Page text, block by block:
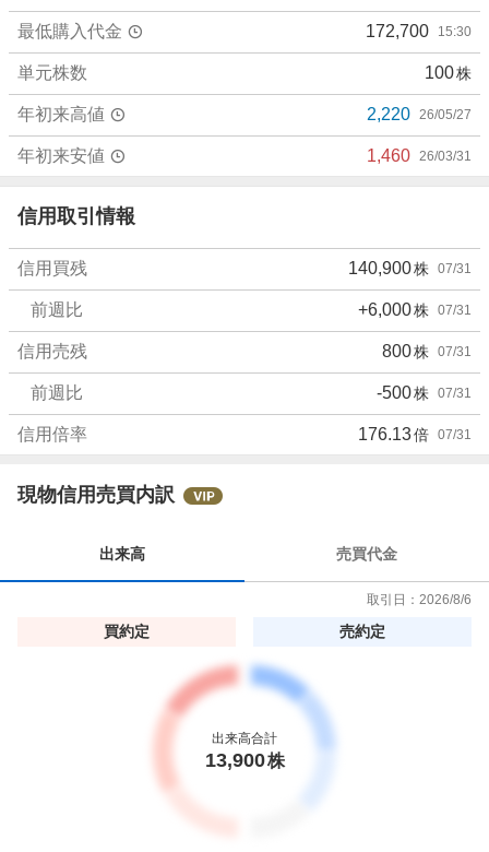
0
%
、
強
く
売
り
た
い
1
0
0
最低購入代金 172,700 15:30
単元株数 100株
年初来高値 2,220 26/05/27
年初来安値 1,460 26/03/31
信用取引情報
信用買残 140,900株 07/31
前週比 +6,000株 07/31
信用売残 800株 07/31
前週比 -500株 07/31
信用倍率 176.13倍 07/31
現物信用売買内訳
出来高 売買代金
取引日： 2026/8/6
買約定 売約定
出来高合計
13,900株